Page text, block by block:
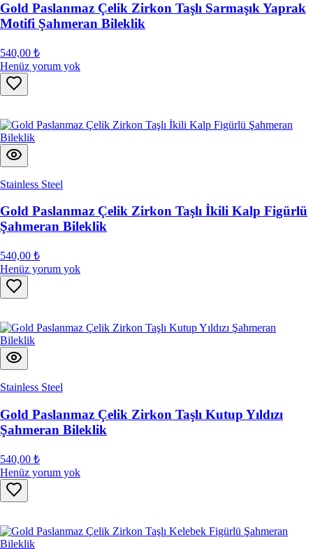
Gold Paslanmaz Çelik Zirkon Taşlı Sarmaşık Yaprak
Motifi Şahmeran Bileklik
540,00 ₺
Henüz yorum yok
Stainless Steel
Gold Paslanmaz Çelik Zirkon Taşlı İkili Kalp Figürlü
Şahmeran Bileklik
540,00 ₺
Henüz yorum yok
Stainless Steel
Gold Paslanmaz Çelik Zirkon Taşlı Kutup Yıldızı
Şahmeran Bileklik
540,00 ₺
Henüz yorum yok